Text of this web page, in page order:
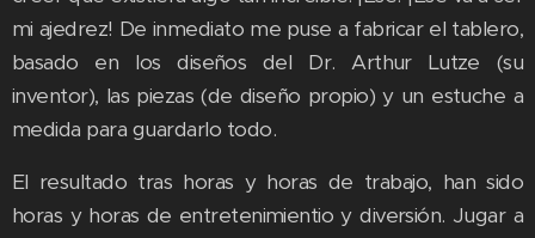
mi ajedrez! De inmediato me puse a fabricar el tablero,
basado en los diseños del Dr. Arthur Lutze (su
inventor), las piezas (de diseño propio) y un estuche a
medida para guardarlo todo.
El resultado tras horas y horas de trabajo, han sido
horas y horas de entretenimientio y diversión. Jugar a